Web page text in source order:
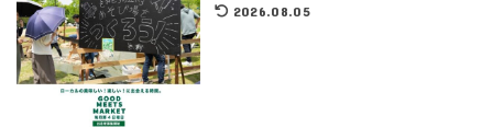
2026.08.05